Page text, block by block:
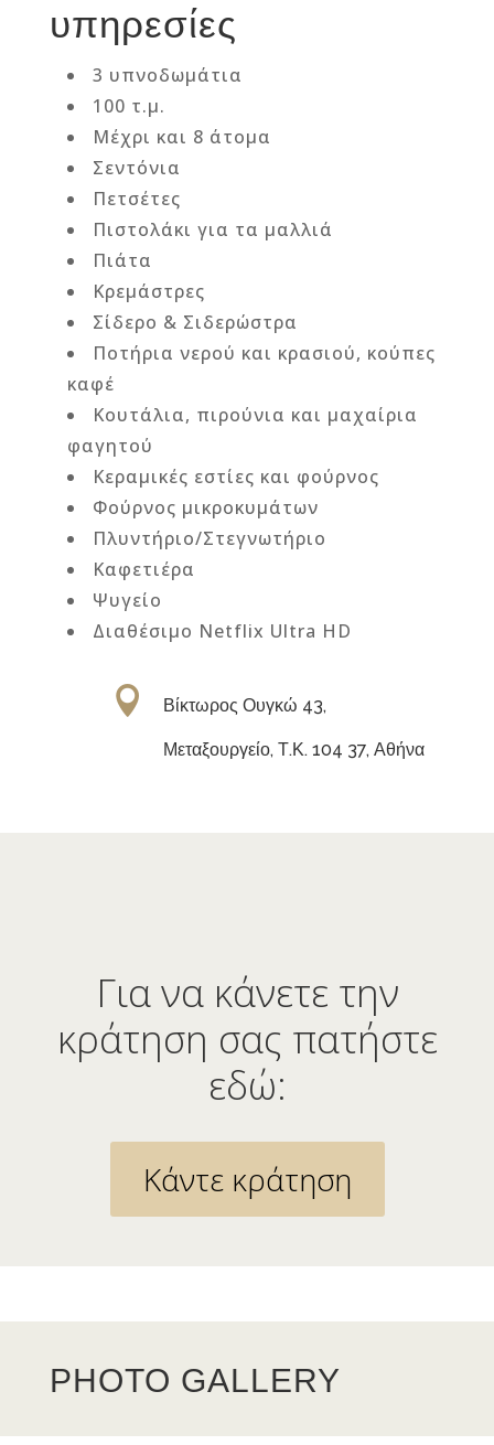
υπηρεσίες
3 υπνοδωμάτια
100 τ.μ.
Μέχρι και 8 άτομα
Σεντόνια
Πετσέτες
Πιστολάκι για τα μαλλιά
Πιάτα
Κρεμάστρες
Σίδερο & Σιδερώστρα
Ποτήρια νερού και κρασιού, κούπες
καφέ
Κουτάλια, πιρούνια και μαχαίρια
φαγητού
Κεραμικές εστίες και φούρνος
Φούρνος μικροκυμάτων
Πλυντήριο/Στεγνωτήριο
Καφετιέρα
Ψυγείο
Διαθέσιμο Netflix Ultra HD
 Βίκτωρος Ουγκώ 43,
Μεταξουργείο, Τ.Κ. 104 37, Αθήνα
Για να κάνετε την
κράτηση σας πατήστε
εδώ:
Κάντε κράτηση
PHOTO GALLERY